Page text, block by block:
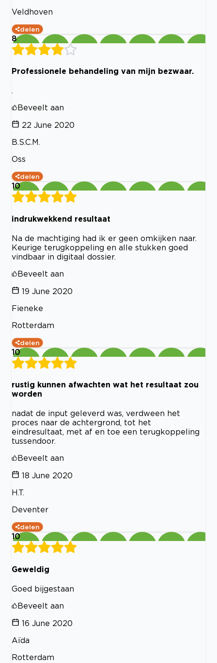
Veldhoven
delen
8
Professionele behandeling van mijn bezwaar.
.
Beveelt aan
22 June 2020
B.S.C.M.
Oss
delen
10
indrukwekkend resultaat
Na de machtiging had ik er geen omkijken naar.
Keurige terugkoppeling en alle stukken goed
vindbaar in digitaal dossier.
Beveelt aan
19 June 2020
Fieneke
Rotterdam
delen
10
rustig kunnen afwachten wat het resultaat zou
worden
nadat de input geleverd was, verdween het
proces naar de achtergrond, tot het
eindresultaat, met af en toe een terugkoppeling
tussendoor.
Beveelt aan
18 June 2020
H.T.
Deventer
delen
10
Geweldig
Goed bijgestaan
Beveelt aan
16 June 2020
Aïda
Rotterdam